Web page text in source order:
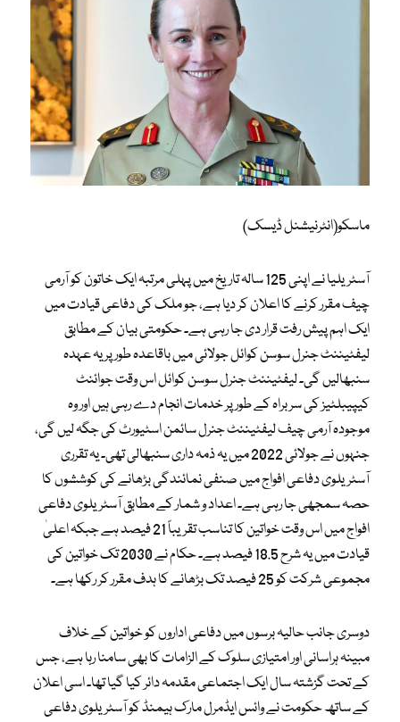
ماسکو(انٹرنیشنل ڈیسک)
آسٹریلیا نے اپنی 125 سالہ تاریخ میں پہلی مرتبہ ایک خاتون کو آرمی
چیف مقرر کرنے کا اعلان کر دیا ہے، جو ملک کی دفاعی قیادت میں
ایک اہم پیش رفت قرار دی جا رہی ہے۔ حکومتی بیان کے مطابق
لیفٹیننٹ جنرل سوسن کوائل جولائی میں باقاعدہ طور پر یہ عہدہ
سنبھالیں گی۔ لیفٹیننٹ جنرل سوسن کوائل اس وقت جوائنٹ
کیپیبلٹیز کی سربراہ کے طور پر خدمات انجام دے رہی ہیں اور وہ
موجودہ آرمی چیف لیفٹیننٹ جنرل سائمن اسٹیورٹ کی جگہ لیں گی،
جنہوں نے جولائی 2022 میں یہ ذمہ داری سنبھالی تھی۔ یہ تقرری
آسٹریلوی دفاعی افواج میں صنفی نمائندگی بڑھانے کی کوششوں کا
حصہ سمجھی جا رہی ہے۔ اعداد و شمار کے مطابق آسٹریلوی دفاعی
افواج میں اس وقت خواتین کا تناسب تقریباً 21 فیصد ہے جبکہ اعلیٰ
قیادت میں یہ شرح 18.5 فیصد ہے۔ حکام نے 2030 تک خواتین کی
مجموعی شرکت کو 25 فیصد تک بڑھانے کا ہدف مقرر کر رکھا ہے۔
دوسری جانب حالیہ برسوں میں دفاعی اداروں کو خواتین کے خلاف
مبینہ ہراسانی اور امتیازی سلوک کے الزامات کا بھی سامنا رہا ہے، جس
کے تحت گزشتہ سال ایک اجتماعی مقدمہ دائر کیا گیا تھا۔ اسی اعلان
کے ساتھ حکومت نے وائس ایڈمرل مارک ہیمنڈ کو آسٹریلوی دفاعی